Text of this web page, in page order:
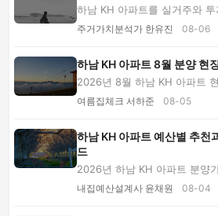
하남 KH 아파트를 실거주와
분양가, 평면, 생활 인프라, 개
주거가치분석가 한유진 08-06
하남 KH 아파트 8월 분양 현
2026년 8월 하남 KH 아파트
점에서 점검하는 방법을 안내합
여름집체크 서하준 08-05
하남 KH 아파트 예산별 추천
드
2026년 하남 KH 아파트 분양
예산으로 나눠 비교합니다. 계
내집예산설계사 윤채원 08-04